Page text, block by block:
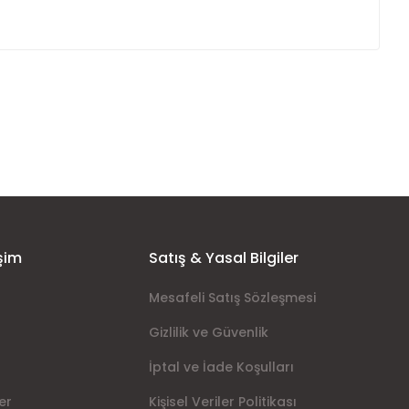
Satış & Yasal Bilgiler
Mesafeli Satış Sözleşmesi
Gizlilik ve Güvenlik
İptal ve İade Koşulları
Kişisel Veriler Politikası